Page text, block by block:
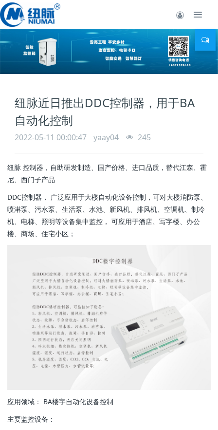
纽脉近日推出DDC控制器，用于BA
自动化控制
2022-05-11 00:00:47 yaay04 245
纽脉 控制器，自助研发制造、国产价格、进口品质，替代江森、霍
尼、西门子产品
DDC控制器， 广泛应用于大楼自动化设备控制，可对大楼消防泵、
喷淋泵、污水泵、生活泵、水池、新风机、排风机、空调机、制冷
机、电梯、照明等设备集中监控， 可应用于酒店、写字楼、办公
楼、商场、住宅小区；
应用领域： BA楼宇自动化设备控制
主要监控设备：